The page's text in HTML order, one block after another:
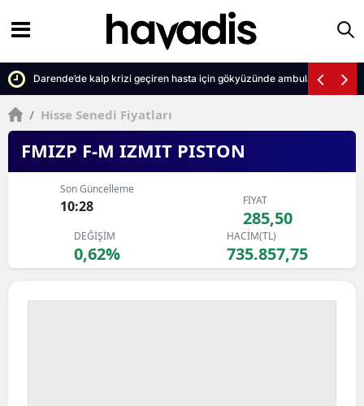
Darende’de kalp krizi geçiren hasta için gökyüzünde ambulans seferi
/ Hisse Senedi Fiyatları
FMIZP F-M IZMIT PISTON
Son Güncelleme
10:28 FİYAT
285,50
DEĞİŞİM
0,62%
HACİM(TL)
735.857,75